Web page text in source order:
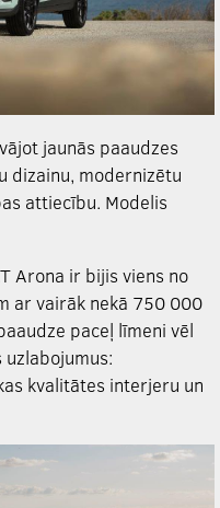
jaunās paaudzes
dizainu, modernizētu
attiecību. Modelis
Arona ir bijis viens no
ar vairāk nekā 750 000
paceļ līmeni vēl
kvalitātes interjeru un